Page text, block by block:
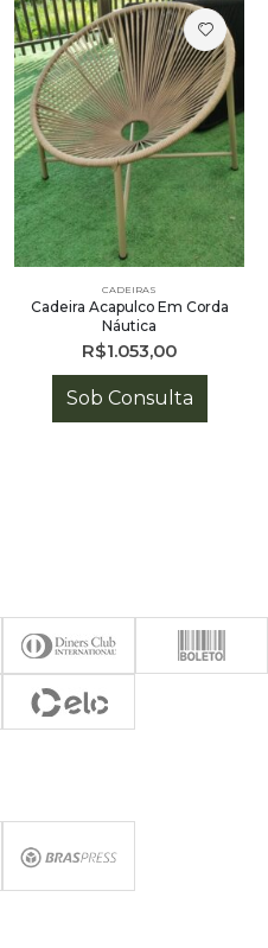
CADEIRAS
Cadeira Acapulco Em Corda
Náutica
R$1.053,00
Sob Consulta